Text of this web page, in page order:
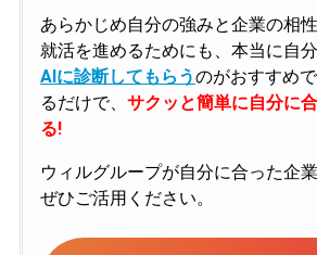
あらかじめ自分の強みと企業の相
就活を進めるためにも、本当に自
AIに診断してもらうのがおすすめ
るだけで、 サクッと簡単に自分に
る!
ウィルグループが自分に合った企
ぜひご活用ください。